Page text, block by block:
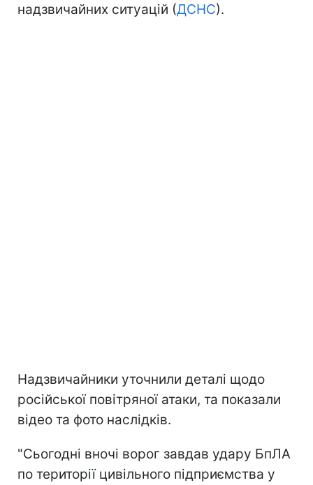
надзвичайних ситуацій (ДСНС).
Надзвичайники уточнили деталі щодо
російської повітряної атаки, та показали
відео та фото наслідків.
"Сьогодні вночі ворог завдав удару БпЛА
по території цивільного підприємства у